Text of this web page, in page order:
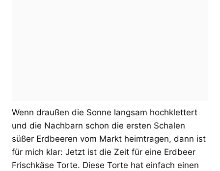
Wenn draußen die Sonne langsam hochklettert
und die Nachbarn schon die ersten Schalen
süßer Erdbeeren vom Markt heimtragen, dann ist
für mich klar: Jetzt ist die Zeit für eine Erdbeer
Frischkäse Torte. Diese Torte hat einfach einen